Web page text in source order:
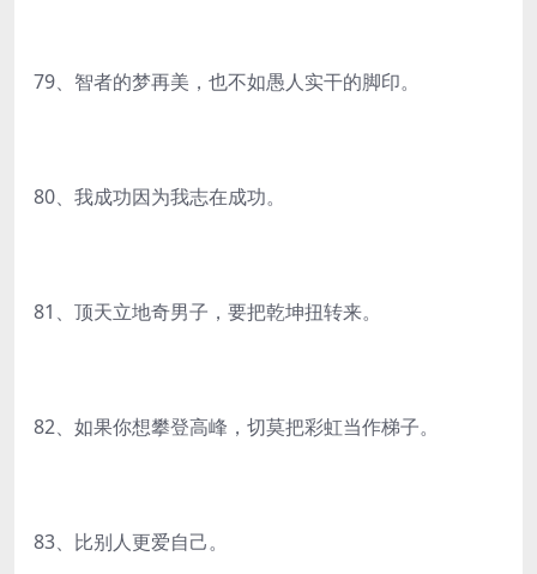
79、智者的梦再美，也不如愚人实干的脚印。
80、我成功因为我志在成功。
81、顶天立地奇男子，要把乾坤扭转来。
82、如果你想攀登高峰，切莫把彩虹当作梯子。
83、比别人更爱自己。